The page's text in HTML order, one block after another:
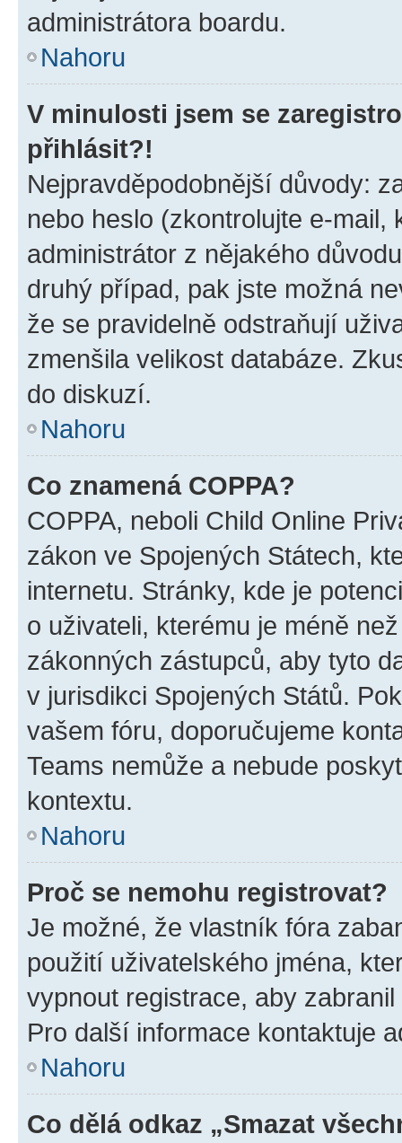
administrátora boardu.
Nahoru
V minulosti jsem se
přihlásit?!
Nejpravděpodobnější důvody:
nebo heslo (zkontrolujte e-
administrátor z nějakého
druhý případ, pak jste možná
že se pravidelně odstraňují
zmenšila velikost databáze.
do diskuzí.
Nahoru
Co znamená COPPA?
COPPA, neboli Child Online
zákon ve Spojených Státech,
internetu. Stránky, kde je
o uživateli, kterému je méně
zákonných zástupců, aby tyto
v jurisdikci Spojených Států.
vašem fóru, doporučujeme
Teams nemůže a nebude
kontextu.
Nahoru
Proč se nemohu registrovat?
Je možné, že vlastník fóra
použití uživatelského jména,
vypnout registrace, aby
Pro další informace kontaktuje
Nahoru
Co dělá odkaz „Smazat